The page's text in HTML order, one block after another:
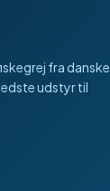
fra danske
udstyr til